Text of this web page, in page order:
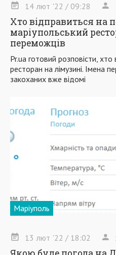
14 лют '22 / 09:28
Хто відправиться на
маріупольський
переможців
Pr.ua готовий розповісти,
ресторан на лімузині. Імена
закоханих вже відомі
Маріуполь
13 лют '22 / 18:02